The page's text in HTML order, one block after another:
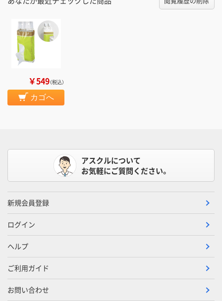
￥549（税込）
カゴへ
アスクルについて
お気軽にご質問ください。
新規会員登録
ログイン
ヘルプ
ご利用ガイド
お問い合わせ